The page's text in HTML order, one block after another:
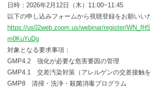
日時：2026年2月12日（木）11:00~11:45
以下の申し込みフォームから視聴登録をお願いい
https://us02web.zoom.us/webinar/register/
m0KuYuDg
対象となる要求事項：
GMP4.2 強化が必要な危害要因の管理
GMP4.1 交差汚染対策（アレルゲンの交差接触
GMP8 清掃・洗浄・殺菌消毒プログラム